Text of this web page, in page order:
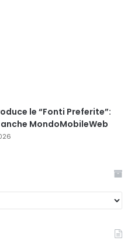
le “Fonti Preferite”:
MondoMobileWeb